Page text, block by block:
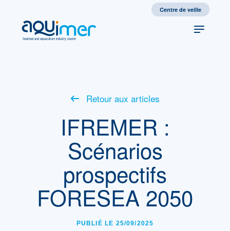
Centre de veille
Seafood and aquaculture industry cluster
Retour aux articles
IFREMER :
Scénarios
prospectifs
FORESEA 2050
PUBLIÉ LE 25/09/2025